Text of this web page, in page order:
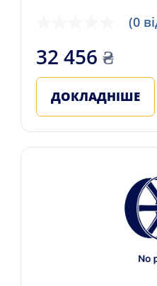
(0
32 456 ₴
ДОКЛАДНІШЕ